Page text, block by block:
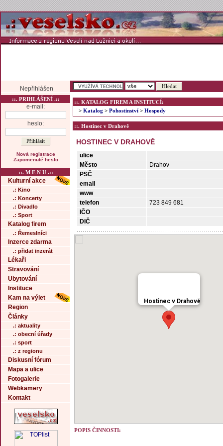
Nepřihlášen
::. PRIHLÁŠENÍ .::
e-mail:
heslo:
Nová registrace
Zapomenuté heslo
::. M E N U .::
Kulturní akce
.: Kino
.: Koncerty
.: Divadlo
.: Sport
Katalog firem
.: Řemeslníci
Inzerce zdarma
.: přidat inzerát
Lékaři
Stravování
Ubytování
Instituce
Kam na výlet
Region
Články
.: aktuality
.: obecní úřady
.: sport
.: z regionu
Diskusní fórum
Mapa a ulice
Fotogalerie
Webkamery
Kontakt
::. KATALOG FIREM A INSTITUCÍ:
> Katalog > Pohostinství > Hospody
::. Hostinec v Drahově
HOSTINEC V DRAHOVĚ
ulice
Město
Drahov
PSČ
email
www
telefon
723 849 681
IČO
DIČ
Hostinec v Drahově
POPIS ČINNOSTI: